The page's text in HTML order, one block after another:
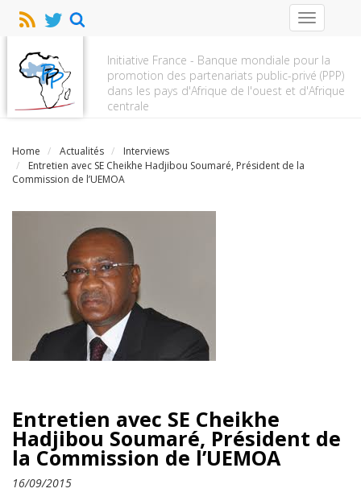
Initiative France - Banque mondiale pour la
promotion des partenariats public-privé (PPP)
dans les pays d'Afrique de l'ouest et d'Afrique
centrale
Toggle
navigation
Home Actualités
Interviews
Entretien avec SE Cheikhe Hadjibou Soumaré, Président de la
Commission de l’UEMOA
Entretien avec SE Cheikhe
Hadjibou Soumaré, Président de
la Commission de l’UEMOA
16/09/2015